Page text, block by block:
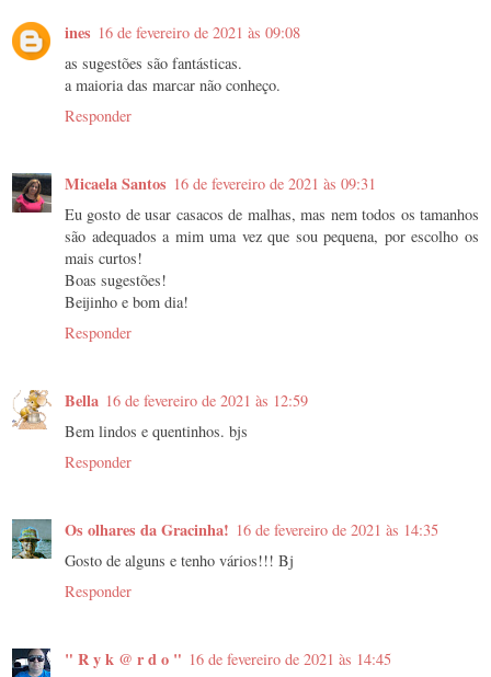
ines 16 de fevereiro de 2021 às 09:08
as sugestões são fantásticas.
a maioria das marcar não conheço.
Responder
Micaela Santos 16 de fevereiro de 2021 às 09:31
Eu gosto de usar casacos de malhas, mas nem todos os tamanhos
são adequados a mim uma vez que sou pequena, por escolho os
mais curtos!
Boas sugestões!
Beijinho e bom dia!
Responder
Bella 16 de fevereiro de 2021 às 12:59
Bem lindos e quentinhos. bjs
Responder
Os olhares da Gracinha! 16 de fevereiro de 2021 às 14:35
Gosto de alguns e tenho vários!!! Bj
Responder
" R y k @ r d o " 16 de fevereiro de 2021 às 14:45